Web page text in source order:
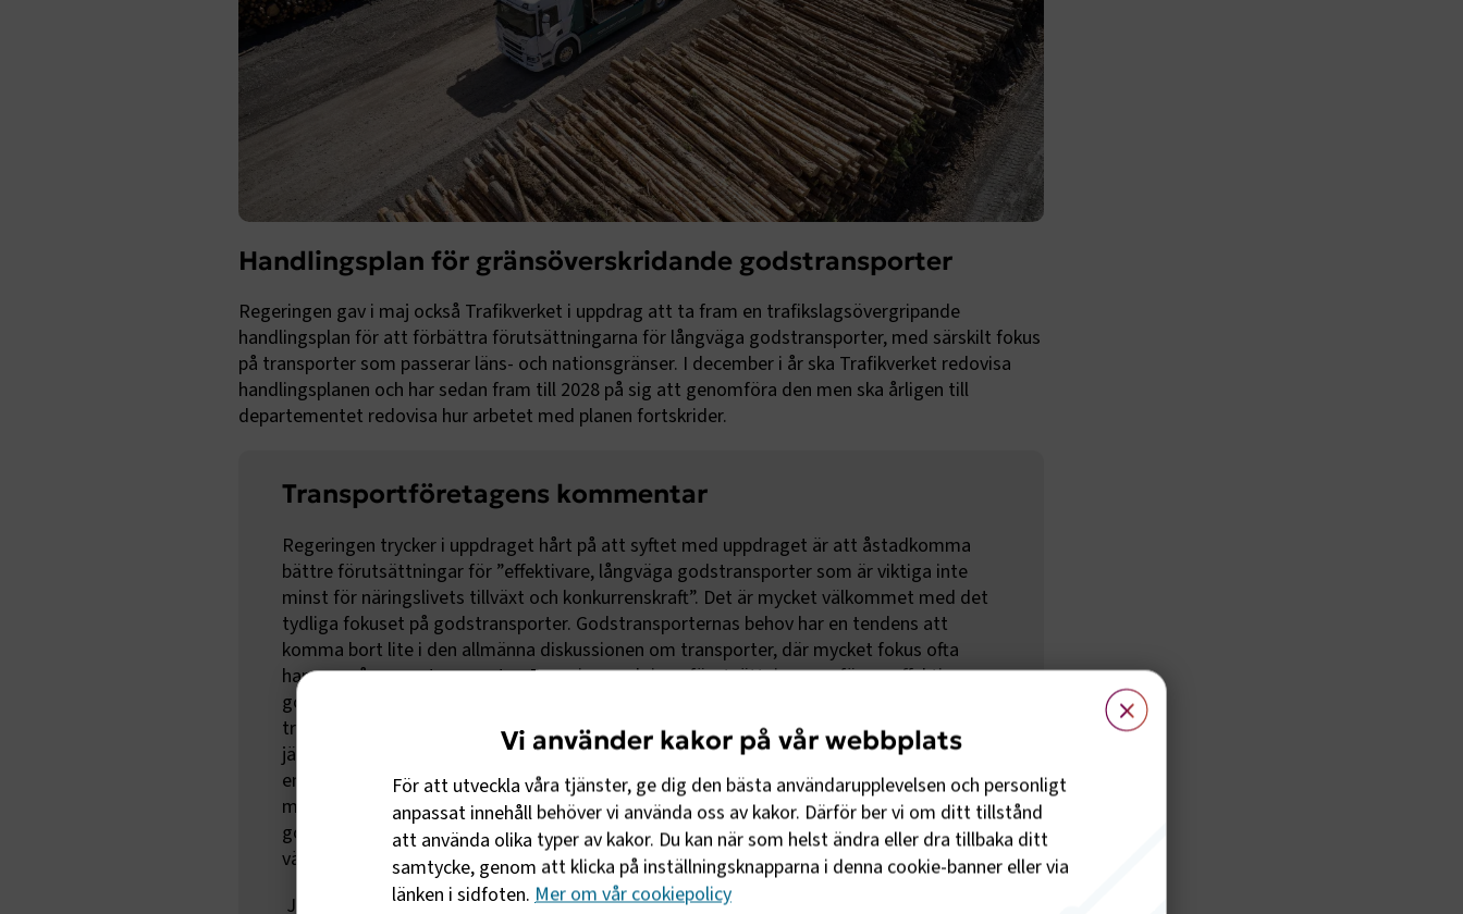
Handlingsplan för gränsöverskridande godstransporter
Regeringen gav i maj också Trafikverket i uppdrag att ta fram en trafikslagsövergripande
handlingsplan för att förbättra förutsättningarna för långväga godstransporter, med särskilt fokus
på transporter som passerar läns- och nationsgränser. I december i år ska Trafikverket redovisa
handlingsplanen och har sedan fram till 2028 på sig att genomföra den men ska årligen till
departementet redovisa hur arbetet med planen fortskrider.
Transportföretagens kommentar
Regeringen trycker i uppdraget hårt på att syftet med uppdraget är att åstadkomma
bättre förutsättningar för ”effektivare, långväga godstransporter som är viktiga inte
minst för näringslivets tillväxt och konkurrenskraft”. Det är mycket välkommet med det
tydliga fokuset på godstransporter. Godstransporternas behov har en tendens att
komma bort lite i den allmänna diskussionen om transporter, där mycket fokus ofta
hamnar på persontransporter. Regeringen skriver: förutsättningarna för en effektiv
godstrafik som främjar jobb och tillväxt behöver förbättras. Ett holistiskt,
trafikslagsövergripande perspektiv behövs som inkluderar alla trafikslag, såväl väg- och
järnvägstrafik som sjö- och luftfart. De långväga, nationella godstransporterna står för
en mindre del av de totala godstransporterna, men utgör samtidigt en central del för
många verksamheter och för industrin. Regeringen vill underlätta intermodala
godstransporter och en ändamålsenlig överflyttning av långväga godstransporter från
vägtrafik till järnväg och sjöfart”.
Ja, vi kunde inte skrivit det bättre själv. Men viktigt är givetvis vilka åtgärder som
×
Vi använder kakor på vår webbplats
För att utveckla våra tjänster, ge dig den bästa användarupplevelsen och personligt
anpassat innehåll behöver vi använda oss av kakor. Därför ber vi om ditt tillstånd
att använda olika typer av kakor. Du kan när som helst ändra eller dra tillbaka ditt
samtycke, genom att klicka på inställningsknapparna i denna cookie-banner eller via
länken i sidfoten. Mer om vår cookiepolicy